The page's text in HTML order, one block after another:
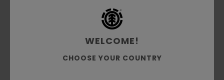
5/5
19. Juni 2026
WELCOME!
CHOOSE YOUR COUNTRY